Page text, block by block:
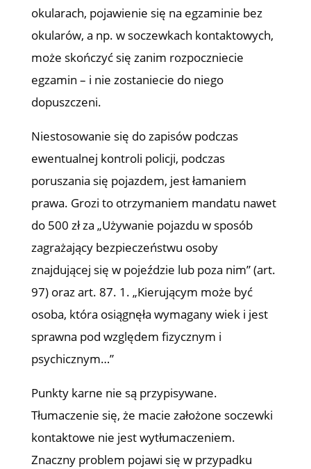
okularach, pojawienie się na egzaminie bez
okularów, a np. w soczewkach kontaktowych,
może skończyć się zanim rozpoczniecie
egzamin – i nie zostaniecie do niego
dopuszczeni.
Niestosowanie się do zapisów podczas
ewentualnej kontroli policji, podczas
poruszania się pojazdem, jest łamaniem
prawa. Grozi to otrzymaniem mandatu nawet
do 500 zł za „Używanie pojazdu w sposób
zagrażający bezpieczeństwu osoby
znajdującej się w pojeździe lub poza nim” (art.
97) oraz art. 87. 1. „Kierującym może być
osoba, która osiągnęła wymagany wiek i jest
sprawna pod względem fizycznym i
psychicznym…”
Punkty karne nie są przypisywane.
Tłumaczenie się, że macie założone soczewki
kontaktowe nie jest wytłumaczeniem.
Znaczny problem pojawi się w przypadku